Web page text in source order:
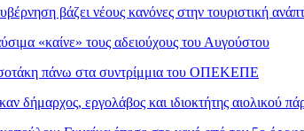
βάζει νέους κανόνες στην τουριστική
«καίνε» τους αδειούχους του Αυγούστου
πάνω στα συντρίμμια του ΟΠΕΚΕΠΕ
δήμαρχος, εργολάβος και ιδιοκτήτης αιολικού